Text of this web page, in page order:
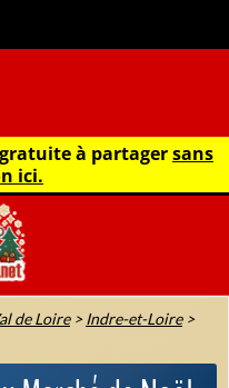
à partagersans
ici.
de Loire>Indre-et-Loire>